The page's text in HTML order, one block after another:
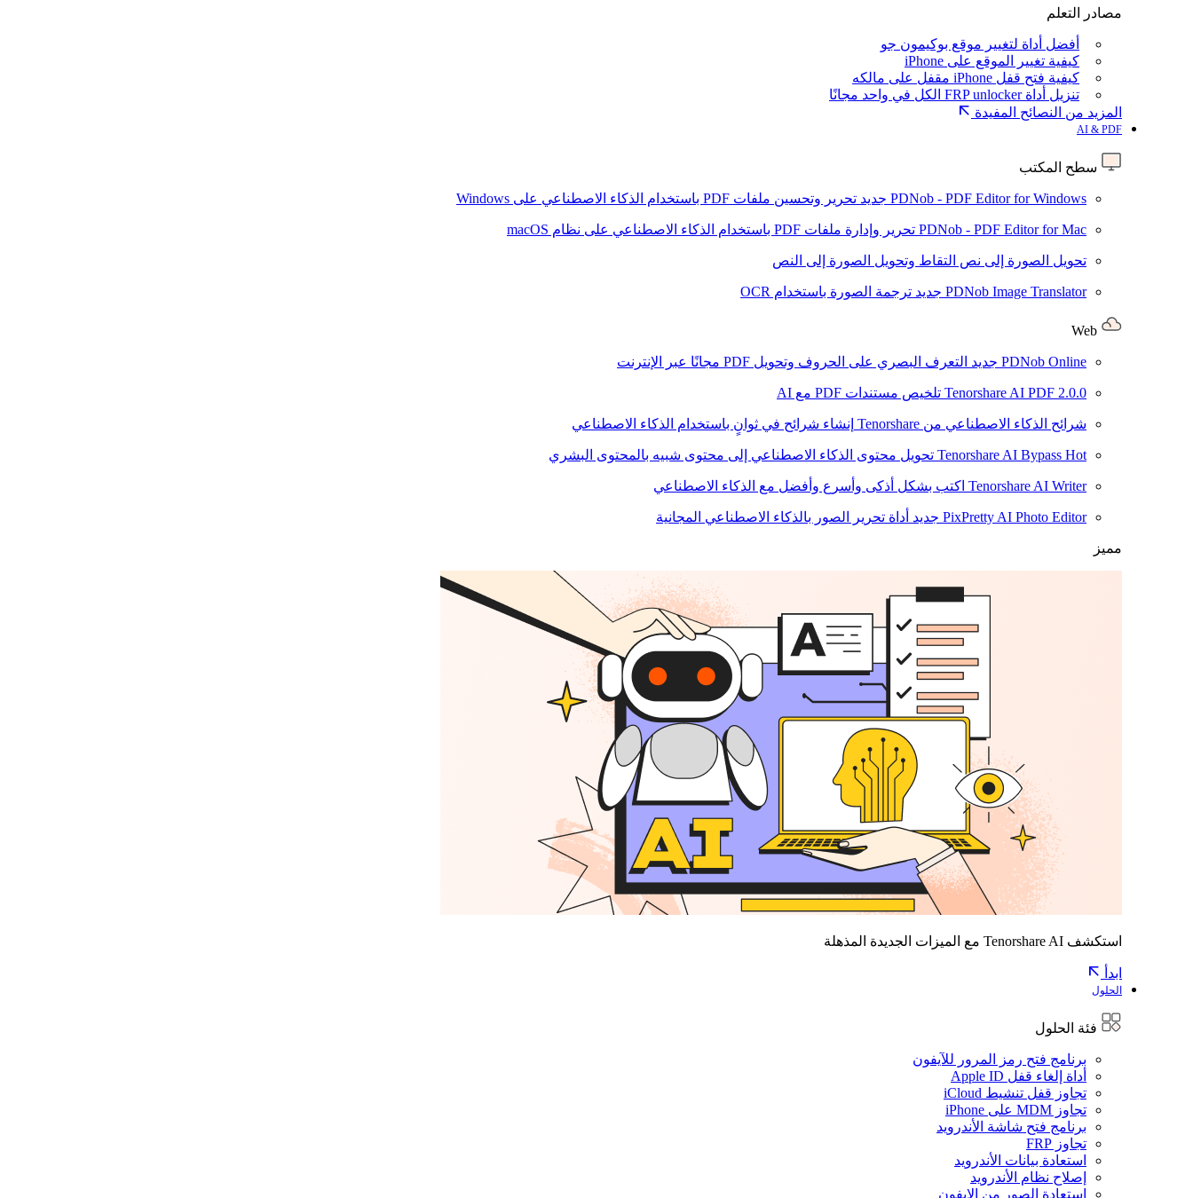
مصادر التعلم
أفضل أداة لتغيير موقع بوكيمون جو
كيفية تغيير الموقع على iPhone
كيفية فتح قفل iPhone مقفل على مالكه
تنزيل أداة FRP unlocker الكل في واحد مجانًا
المزيد من النصائح المفيدة
AI & PDF
سطح المكتب
PDNob - PDF Editor for Windows جديد تحرير وتحسين ملفات PDF باستخدام الذكاء الاصطناعي على Windows
PDNob - PDF Editor for Mac تحرير وإدارة ملفات PDF باستخدام الذكاء الاصطناعي على نظام macOS
تحويل الصورة إلى نص التقاط وتحويل الصورة إلى النص
PDNob Image Translator جديد ترجمة الصورة باستخدام OCR
PDNob Online جديد التعرف البصري على الحروف وتحويل PDF مجانًا عبر الإنترنت
Tenorshare AI PDF 2.0.0 تلخيص مستندات PDF مع AI
شرائح الذكاء الاصطناعي من Tenorshare إنشاء شرائح في ثوانٍ باستخدام الذكاء الاصطناعي
Tenorshare AI Bypass Hot تحويل محتوى الذكاء الاصطناعي إلى محتوى شبيه بالمحتوى البشري
Tenorshare AI Writer اكتب بشكل أذكى وأسرع وأفضل مع الذكاء الاصطناعي
PixPretty AI Photo Editor جديد أداة تحرير الصور بالذكاء الاصطناعي المجانية
مميز
استكشف Tenorshare AI مع الميزات الجديدة المذهلة
ابدأ
الحلول
فئة الحلول
برنامج فتح رمز المرور للآيفون
أداة إلغاء قفل Apple ID
تجاوز قفل تنشيط iCloud
تجاوز MDM على iPhone
برنامج فتح شاشة الأندرويد
تجاوز FRP
استعادة بيانات الأندرويد
إصلاح نظام الأندرويد
استعادة الصور من الايفون